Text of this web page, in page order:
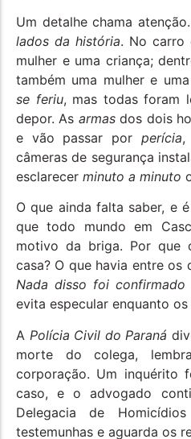
Um detalhe chama atenção.
lados da história. No carro
mulher e uma criança;
também uma mulher e
se feriu, mas todas foram
depor. As armasdos dois
e vão passar por perícia,
câmeras de segurança
esclarecer minuto a minuto
O que ainda falta saber, e
que todo mundo em
motivo da briga. Por que
casa? O que havia entre os
Nada disso foi confirmado
evita especular enquanto os
A Polícia Civil do Paraná
morte do colega,
corporação. Um inquérito
caso, e o advogado
Delegacia de
testemunhas e aguarda os